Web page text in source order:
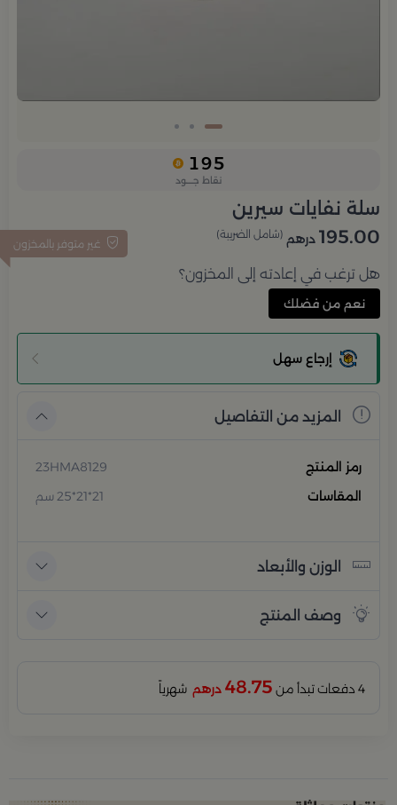
195
نقاط جــــود
سلة نفايات سيرين
غير متوفر بالمخزون 195.00 درهم (شامل الضريبة)
هل ترغب في إعادته إلى المخزون؟
نعم من فضلك
إرجاع سهل
المزيد من التفاصيل
رمز المنتج
23HMA8129
المقاسات
21*21*25 سم
الوزن والأبعاد
وصف المنتج
4 دفعات تبدأ من 48.75 درهم شهرياً